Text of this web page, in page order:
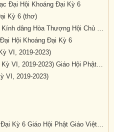
Đại Hội Khoáng Đại Kỳ 6
Kỳ 6 (thơ)
Đuốc Tuệ Nam Bán Cầu (thơ) Kính dâng Hòa Thượng Hội Chủ cùng Chư Tôn Đức và quý Phật tử gần xa đang về dự Đại Hội Kỳ 6 tại Tu Viện Quảng Đức
Hội Khoáng Đại Kỳ 6
VI, 2019-2023)
Hội Đồng Chứng Minh (Nhiệm Kỳ VI, 2019-2023) Giáo Hội Phật Giáo Việt Nam Thống Nhất Hải Ngoại tại Úc Đại Lợi – Tân Tây Lan
VI, 2019-2023)
Tường thuật: Đại Hội Khoáng Đại Kỳ 6 Giáo Hội Phật Giáo Việt Nam Thống Nhất Hải Ngoại Tại Úc Đại Lợi-Tân Tây Lan, tổ chức tại Tu Viện Quảng Đức, thành tựu viên mãn